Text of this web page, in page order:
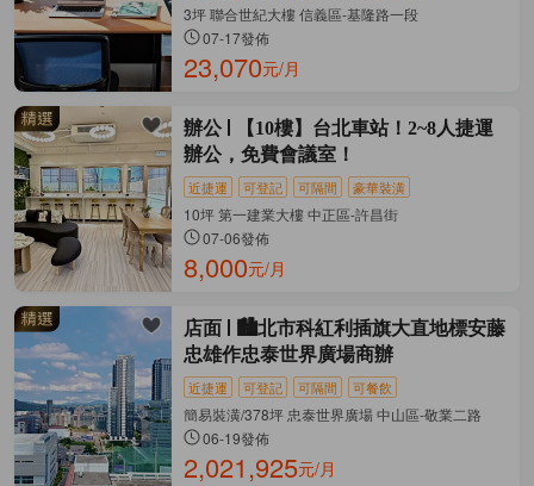
3坪 聯合世紀大樓 信義區-基隆路一段
07-17發佈
23,070元/月
辦公
【10樓】台北車站！2~8人捷運
辦公，免費會議室！
近捷運 可登記 可隔間 豪華裝潢
10坪 第一建業大樓 中正區-許昌街
07-06發佈
8,000元/月
店面
🏙️北市科紅利插旗大直地標安藤
忠雄作忠泰世界廣場商辦
近捷運 可登記 可隔間 可餐飲
簡易裝潢/378坪 忠泰世界廣場 中山區-敬業二路
06-19發佈
2,021,925元/月